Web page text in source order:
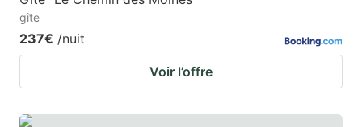
gîte
237€ /nuit
Voir l’offre